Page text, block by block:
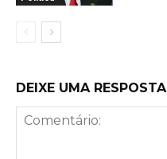
DEIXE UMA RESPOSTA